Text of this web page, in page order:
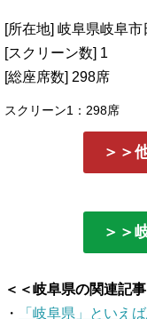
[所在地] 岐阜県岐阜
[スクリーン数] 1
[総座席数] 298席
スクリーン1：298席
＞＞
＞＞
＜＜岐阜県の関連記
・
「岐阜県」といえ